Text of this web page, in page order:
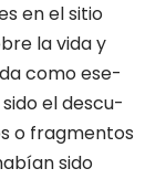
en el si­tio
la vida y
como ese­
sido el descu­
o fragmen­tos
sido